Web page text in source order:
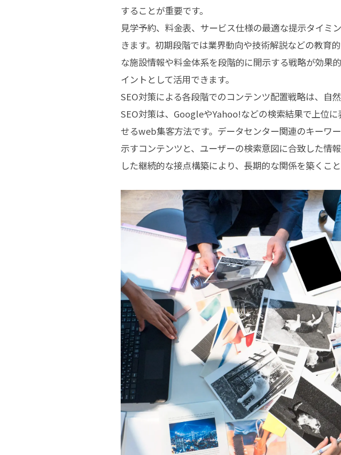
することが重要です。
見学予約、料金表、サービス仕様の最適な提示タイミ
きます。初期段階では業界動向や技術解説などの教育
な施設情報や料金体系を段階的に開示する戦略が効果
イントとして活用できます。
SEO対策による各段階でのコンテンツ配置戦略は、自
SEO対策は、GoogleやYahoo!などの検索結果で上位
せるweb集客方法です。データセンター関連のキーワ
示すコンテンツと、ユーザーの検索意図に合致した情
した継続的な接点構築により、長期的な関係を築くこと